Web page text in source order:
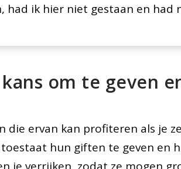
had ik hier niet gestaan en had
om te geven
die ervan kan profiteren als je
toestaat hun giften te geven en
je verrijken, zodat ze mogen